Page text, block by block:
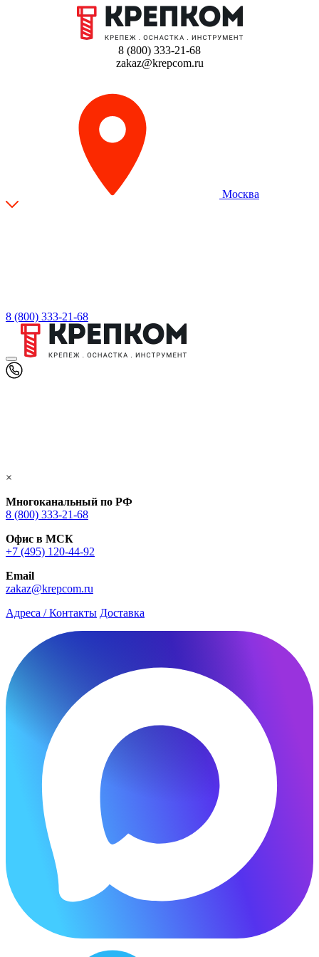
8 (800) 333-21-68
zakaz@krepcom.ru
Москва
8 (800) 333-21-68
×
Многоканальный по РФ
8 (800) 333‑21-68
Офис в МСК
+7 (495) 120-44-92
Email
zakaz@krepcom.ru
Адреса / Контакты Доставка